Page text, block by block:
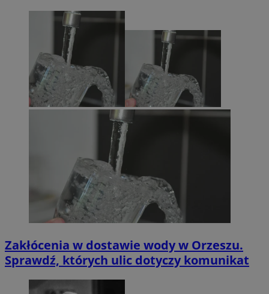
Zakłócenia w dostawie wody w Orzeszu.
Sprawdź, których ulic dotyczy komunikat